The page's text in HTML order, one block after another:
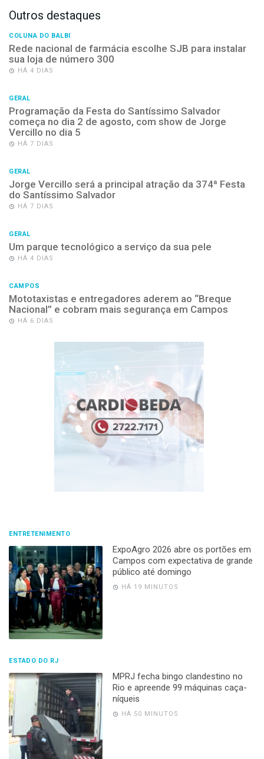
Outros destaques
COLUNA DO BALBI
Rede nacional de farmácia escolhe SJB para instalar
sua loja de número 300
HÁ 4 DIAS
GERAL
Programação da Festa do Santíssimo Salvador
começa no dia 2 de agosto, com show de Jorge
Vercillo no dia 5
HÁ 7 DIAS
GERAL
Jorge Vercillo será a principal atração da 374ª Festa
do Santíssimo Salvador
HÁ 7 DIAS
GERAL
Um parque tecnológico a serviço da sua pele
HÁ 4 DIAS
CAMPOS
Mototaxistas e entregadores aderem ao “Breque
Nacional” e cobram mais segurança em Campos
HÁ 6 DIAS
ENTRETENIMENTO
ExpoAgro 2026 abre os portões em
Campos com expectativa de grande
público até domingo
HÁ 19 MINUTOS
ESTADO DO RJ
MPRJ fecha bingo clandestino no
Rio e apreende 99 máquinas caça-
níqueis
HÁ 50 MINUTOS